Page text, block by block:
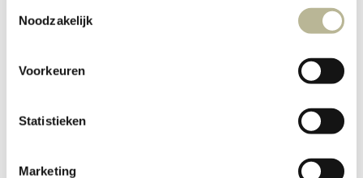
Noodzakelijk
Voorkeuren
Statistieken
Marketing